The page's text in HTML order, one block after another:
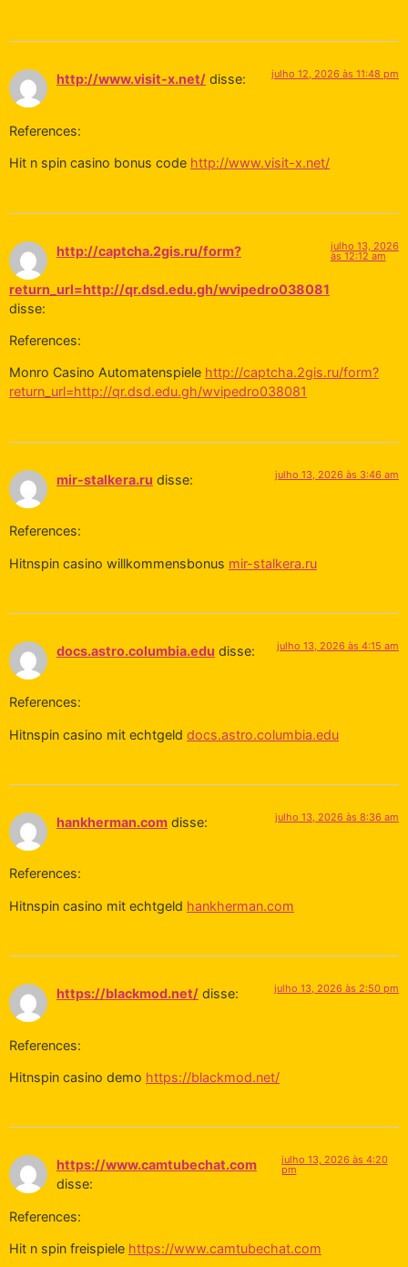
http://www.visit-x.net/ disse: julho 12, 2026 às 11:48 pm
References:
Hit n spin casino bonus code http://www.visit-x.net/
http://captcha.2gis.ru/form?
return_url=http://qr.dsd.edu.gh/wvipedro038081
disse:
julho 13, 2026
às 12:12 am
References:
Monro Casino Automatenspiele http://captcha.2gis.ru/form?
return_url=http://qr.dsd.edu.gh/wvipedro038081
mir-stalkera.ru disse: julho 13, 2026 às 3:46 am
References:
Hitnspin casino willkommensbonus mir-stalkera.ru
docs.astro.columbia.edu disse: julho 13, 2026 às 4:15 am
References:
Hitnspin casino mit echtgeld docs.astro.columbia.edu
hankherman.com disse: julho 13, 2026 às 8:36 am
References:
Hitnspin casino mit echtgeld hankherman.com
https://blackmod.net/ disse: julho 13, 2026 às 2:50 pm
References:
Hitnspin casino demo https://blackmod.net/
https://www.camtubechat.com
disse:
julho 13, 2026 às 4:20
pm
References:
Hit n spin freispiele https://www.camtubechat.com